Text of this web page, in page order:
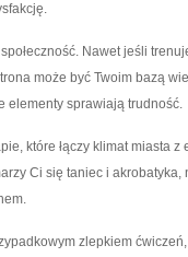
Nawet jeśli
może być Twoim bazą
elementy sprawiają trudność.
które łączy klimat miasta
Ci się taniec i
zlepkiem